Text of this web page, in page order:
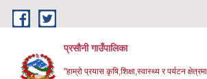
Skip to main content
प्रसौनी गाउँपालिका
"हाम्रो प्रयास कृषि,शिक्षा,स्वास्थ्य र पर्यटन